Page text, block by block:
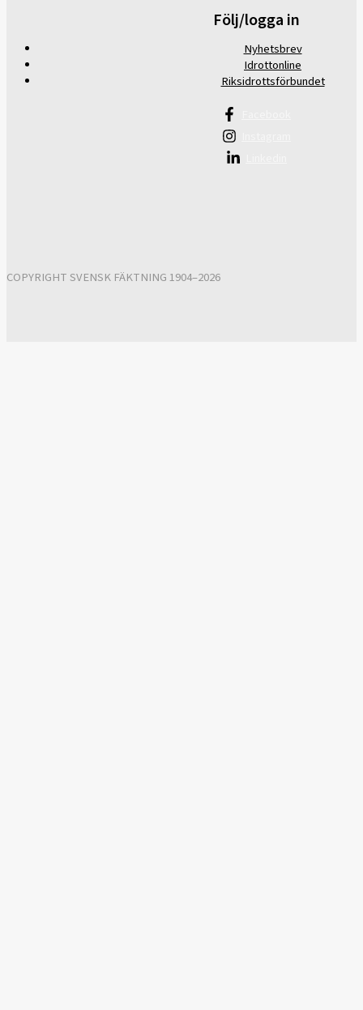
Följ/logga in
Nyhetsbrev
Idrottonline
Riksidrottsförbundet
COPYRIGHT SVENSK FÄKTNING 1904–2026